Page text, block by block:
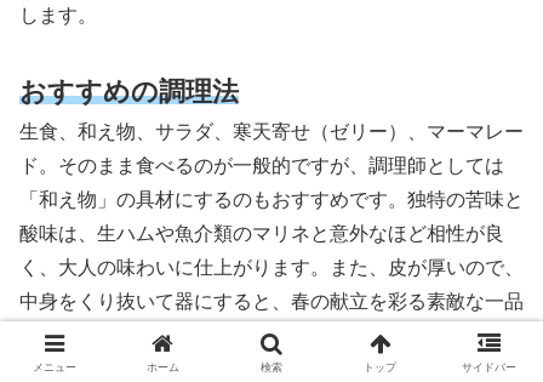
します。
おすすめの調理法
生食、和え物、サラダ、寒天寄せ（ゼリー）、マーマレー
ド。そのまま食べるのが一般的ですが、調理師としては
「和え物」の具材にするのもおすすめです。独特の苦味と
酸味は、生ハムや魚介類のマリネと意外なほど相性が良
く、大人の味わいに仕上がります。また、皮が厚いので、
中身をくり抜いて器にすると、春の献立を彩る素敵な一品
になります。
メニュー ホーム 検索 トップ サイドバー